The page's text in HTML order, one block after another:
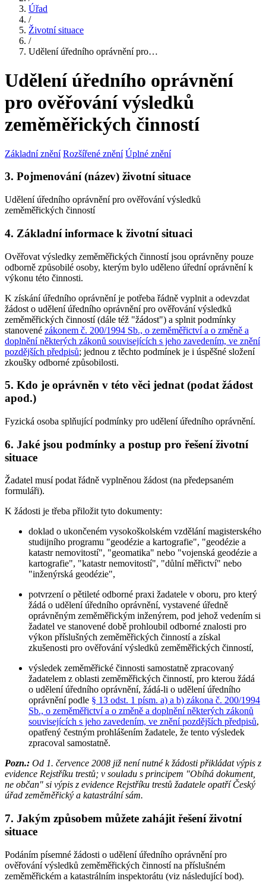
Úřad
/
Životní situace
/
Udělení úředního oprávnění pro…
Udělení úředního oprávnění
pro ověřování výsledků
zeměměřických činností
Základní znění Rozšířené znění Úplné znění
3. Pojmenování (název) životní situace
Udělení úředního oprávnění pro ověřování výsledků
zeměměřických činností
4. Základní informace k životní situaci
Ověřovat výsledky zeměměřických činností jsou oprávněny pouze
odborně způsobilé osoby, kterým bylo uděleno úřední oprávnění k
výkonu této činnosti.
K získání úředního oprávnění je potřeba řádně vyplnit a odevzdat
žádost o udělení úředního oprávnění pro ověřování výsledků
zeměměřických činností (dále též "žádost") a splnit podmínky
stanovené zákonem č. 200/1994 Sb., o zeměměřictví a o změně a
doplnění některých zákonů souvisejících s jeho zavedením, ve znění
pozdějších předpisů; jednou z těchto podmínek je i úspěšné složení
zkoušky odborné způsobilosti.
5. Kdo je oprávněn v této věci jednat (podat žádost
apod.)
Fyzická osoba splňující podmínky pro udělení úředního oprávnění.
6. Jaké jsou podmínky a postup pro řešení životní
situace
Žadatel musí podat řádně vyplněnou žádost (na předepsaném
formuláři).
K žádosti je třeba přiložit tyto dokumenty:
doklad o ukončeném vysokoškolském vzdělání magisterského
studijního programu "geodézie a kartografie", "geodézie a
katastr nemovitostí", "geomatika" nebo "vojenská geodézie a
kartografie", "katastr nemovitostí", "důlní měřictví" nebo
"inženýrská geodézie",
potvrzení o pětileté odborné praxi žadatele v oboru, pro který
žádá o udělení úředního oprávnění, vystavené úředně
oprávněným zeměměřickým inženýrem, pod jehož vedením si
žadatel ve stanovené době prohloubil odborné znalosti pro
výkon příslušných zeměměřických činností a získal
zkušenosti pro ověřování výsledků zeměměřických činností,
výsledek zeměměřické činnosti samostatně zpracovaný
žadatelem z oblasti zeměměřických činností, pro kterou žádá
o udělení úředního oprávnění, žádá-li o udělení úředního
oprávnění podle § 13 odst. 1 písm. a) a b) zákona č. 200/1994
Sb., o zeměměřictví a o změně a doplnění některých zákonů
souvisejících s jeho zavedením, ve znění pozdějších předpisů,
opatřený čestným prohlášením žadatele, že tento výsledek
zpracoval samostatně.
Pozn.: Od 1. července 2008 již není nutné k žádosti přikládat výpis z
evidence Rejstříku trestů; v souladu s principem "Obíhá dokument,
ne občan" si výpis z evidence Rejstříku trestů žadatele opatří Český
úřad zeměměřický a katastrální sám.
7. Jakým způsobem můžete zahájit řešení životní
situace
Podáním písemné žádosti o udělení úředního oprávnění pro
ověřování výsledků zeměměřických činností na příslušném
zeměměřickém a katastrálním inspektorátu (viz následující bod).